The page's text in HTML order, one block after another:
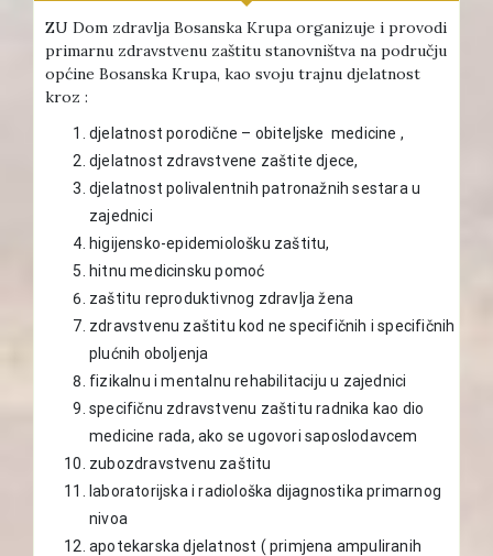
ZU Dom zdravlja Bosanska Krupa organizuje i provodi
primarnu zdravstvenu zaštitu stanovništva na području
općine Bosanska Krupa, kao svoju trajnu djelatnost
kroz :
djelatnost porodične – obiteljske medicine ,
djelatnost zdravstvene zaštite djece,
djelatnost polivalentnih patronažnih sestara u
zajednici
higijensko-epidemiološku zaštitu,
hitnu medicinsku pomoć
zaštitu reproduktivnog zdravlja žena
zdravstvenu zaštitu kod ne specifičnih i specifičnih
plućnih oboljenja
fizikalnu i mentalnu rehabilitaciju u zajednici
specifičnu zdravstvenu zaštitu radnika kao dio
medicine rada, ako se ugovori saposlodavcem
zubozdravstvenu zaštitu
laboratorijska i radiološka dijagnostika primarnog
nivoa
apotekarska djelatnost ( primjena ampuliranih